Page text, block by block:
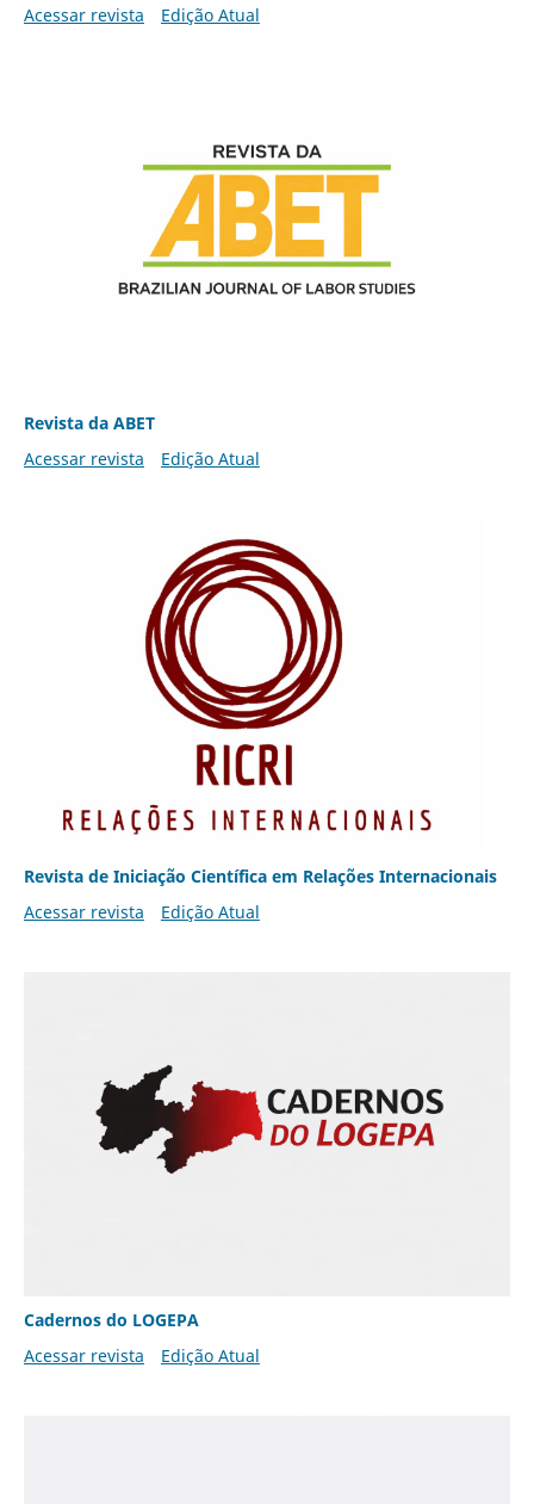
Acessar revista Edição Atual
Revista da ABET
Acessar revista
Edição Atual
Revista de Iniciação Científica em Relações Internacionais
Acessar revista
Edição Atual
Cadernos do LOGEPA
Acessar revista
Edição Atual